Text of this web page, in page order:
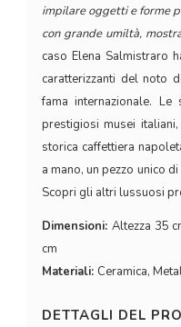
impilare oggetti e forme
con grande umiltà,
caso Elena Salmistraro
caratterizzanti del noto
fama internazionale.
prestigiosi musei
storica caffettiera
a mano, un pezzo unico
Scopri gli altri lussuosi
Dimensioni: Altezza 35
cm
Materiali: Ceramica,
DETTAGLI DEL